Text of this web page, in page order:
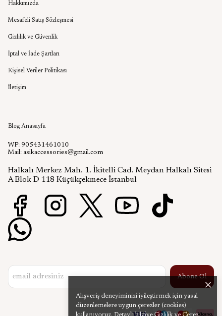
Alışveriş deneyiminizi iyileştirmek için yasal
düzenlemelere uygun çerezler (cookies)
Hakkımızda
Mesafeli Satış Sözleşmesi
Gizlilik ve Güvenlik
İptal ve İade Şartları
Kişisel Veriler Politikası
İletişim
Blog Anasayfa
WP: 905431461010
Mail: asikaccessories@gmail.com
Halkalı Merkez Mah. 1. İkitelli Cad. Meydan Halkalı Sitesi
A Blok D 118 Küçükçekmece İstanbul
Abone Ol